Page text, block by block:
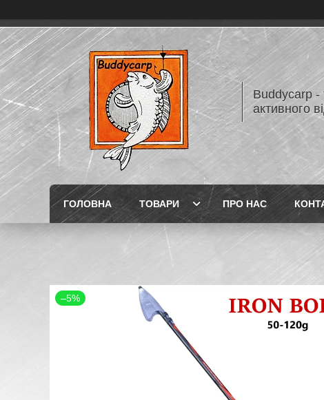
Buddycarp -
активного
ГОЛОВНА ТОВАРИ ПРО НАС
–5%